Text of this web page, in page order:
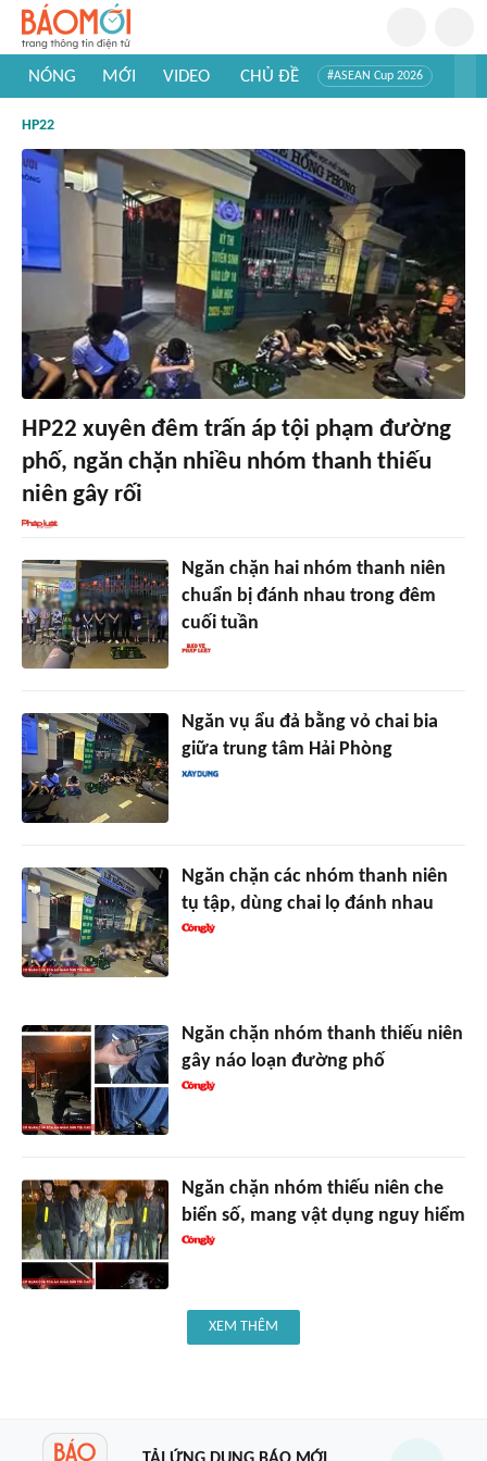
NÓNG MỚI VIDEO CHỦ ĐỀ #ASEAN Cup 2026
#Khám phá thế giới
HP22
HP22 xuyên đêm trấn áp tội phạm đường
phố, ngăn chặn nhiều nhóm thanh thiếu
niên gây rối
Ngăn chặn hai nhóm thanh niên
chuẩn bị đánh nhau trong đêm
cuối tuần
Ngăn vụ ẩu đả bằng vỏ chai bia
giữa trung tâm Hải Phòng
Ngăn chặn các nhóm thanh niên
tụ tập, dùng chai lọ đánh nhau
Ngăn chặn nhóm thanh thiếu niên
gây náo loạn đường phố
Ngăn chặn nhóm thiếu niên che
biển số, mang vật dụng nguy hiểm
XEM THÊM